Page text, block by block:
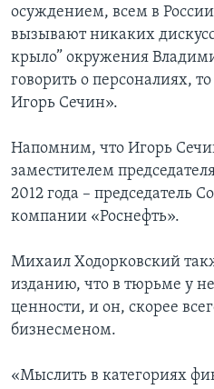
осуждением, всем в
вызывают никаких
крыло” окружения
говорить о персоналиях,
Игорь Сечин».
Напомним, что Игорь
заместителем
2012 года – председатель
компании «Роснефть».
Михаил Ходорковский
изданию, что в тюрьме у
ценности, и он, скорее
бизнесменом.
«Мыслить в категориях